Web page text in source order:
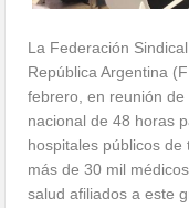
La Federación
República Argentina
febrero, en reunión
nacional de 48 horas
hospitales públicos
más de 30 mil
salud afiliados a este